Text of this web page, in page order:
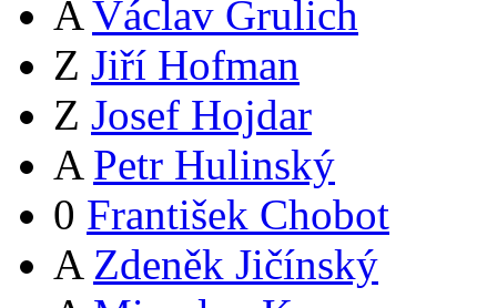
A Václav Grulich
Z Jiří Hofman
Z Josef Hojdar
A Petr Hulinský
0 František Chobot
A Zdeněk Jičínský